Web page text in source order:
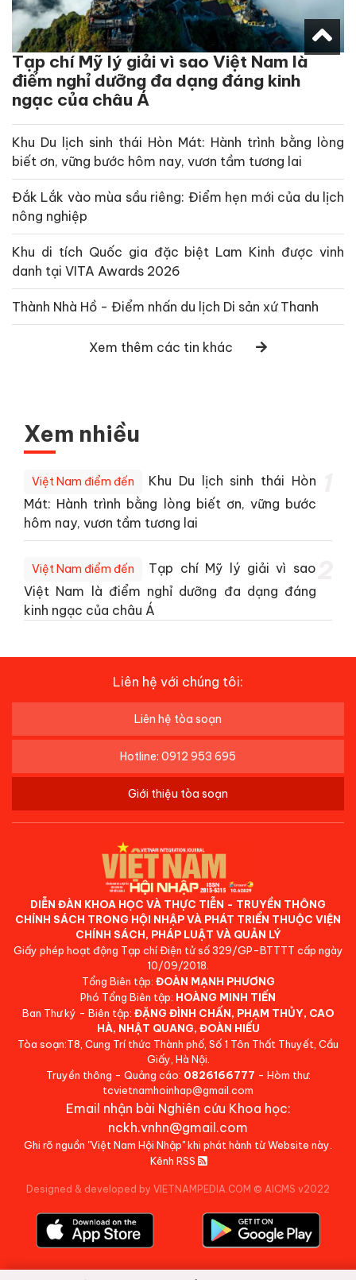
Tạp chí Mỹ lý giải vì sao Việt Nam là
điểm nghỉ dưỡng đa dạng đáng kinh
ngạc của châu Á
Khu Du lịch sinh thái Hòn Mát: Hành trình bằng lòng
biết ơn, vững bước hôm nay, vươn tầm tương lai
Đắk Lắk vào mùa sầu riêng: Điểm hẹn mới của du lịch
nông nghiệp
Khu di tích Quốc gia đặc biệt Lam Kinh được vinh
danh tại VITA Awards 2026
Thành Nhà Hồ - Điểm nhấn du lịch Di sản xứ Thanh
Xem thêm các tin khác
Xem nhiều
Việt Nam điểm đến
Khu Du lịch sinh thái Hòn
Mát: Hành trình bằng lòng biết ơn, vững bước
hôm nay, vươn tầm tương lai
Việt Nam điểm đến
Tạp chí Mỹ lý giải vì sao
Việt Nam là điểm nghỉ dưỡng đa dạng đáng
kinh ngạc của châu Á
Liên hệ với chúng tôi:
Liên hệ tòa soạn
Hotline: 0912 953 695
Giới thiệu tòa soạn
DIỄN ĐÀN KHOA HỌC VÀ THỰC TIỄN - TRUYỀN THÔNG
CHÍNH SÁCH TRONG HỘI NHẬP VÀ PHÁT TRIỂN THUỘC VIỆN
CHÍNH SÁCH, PHÁP LUẬT VÀ QUẢN LÝ
Giấy phép hoạt động Tạp chí Điện tử số 329/GP-BTTTT cấp ngày
10/09/2018.
Tổng Biên tập: ĐOÀN MẠNH PHƯƠNG
Phó Tổng Biên tập: HOÀNG MINH TIẾN
Ban Thư ký - Biên tập: ĐẶNG ĐÌNH CHẤN, PHẠM THỦY, CAO
HÀ, NHẬT QUANG, ĐOÀN HIẾU
Tòa soạn:T8, Cung Trí thức Thành phố, Số 1 Tôn Thất Thuyết, Cầu
Giấy, Hà Nội.
Truyền thông - Quảng cáo: 0826166777 - Hòm thư:
tcvietnamhoinhap@gmail.com
Email nhận bài Nghiên cứu Khoa học:
nckh.vnhn@gmail.com
Ghi rõ nguồn "Việt Nam Hội Nhập" khi phát hành từ Website này.
Kênh RSS
Designed & developed by VIETNAMPEDIA.COM © AICMS v2022